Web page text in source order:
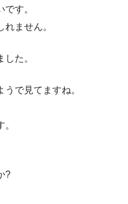
す。
ません。
た。
で見てますね。
?